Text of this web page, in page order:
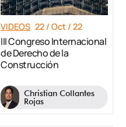
VIDEOS 22 / Oct / 22
III Congreso Internacional
de Derecho de la
Construcción
Christian Collantes
Rojas